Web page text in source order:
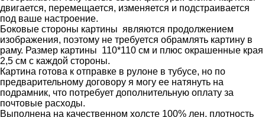
двигается, перемещается, изменяется и подстраивается
под ваше настроение.
Боковые стороны картины являются продолжением
изображения, поэтому не требуется обрамлять картину в
раму. Размер картины 110*110 см и плюс окрашенные края
2,5 см с каждой стороны.
Картина готова к отправке в рулоне в тубусе, но по
предварительному договору я могу ее натянуть на
подрамник, что потребует дополнительную оплату за
почтовые расходы.
Выполнена на качественном холсте 100% лен, плотность